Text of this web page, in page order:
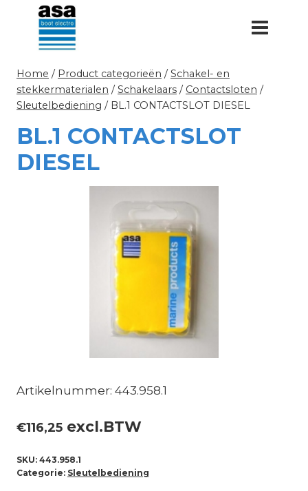
Doorgaan
inhoud
Home / Product categorieën / Schakel- en
stekkermaterialen / Schakelaars / Contactsloten /
Sleutelbediening / BL.1 CONTACTSLOT DIESEL
BL.1 CONTACTSLOT
DIESEL
Artikelnummer: 443.958.1
€116,25 excl.BTW
SKU: 443.958.1
Categorie: Sleutelbediening